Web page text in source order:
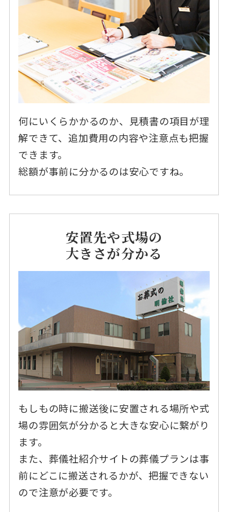
何にいくらかかるのか、見積書の項目が理
解できて、追加費用の内容や注意点も把握
できます。
総額が事前に分かるのは安心ですね。
安置先や式場の
大きさが分かる
もしもの時に搬送後に安置される場所や式
場の雰囲気が分かると大きな安心に繋がり
ます。
また、葬儀社紹介サイトの葬儀プランは事
前にどこに搬送されるかが、把握できない
ので注意が必要です。